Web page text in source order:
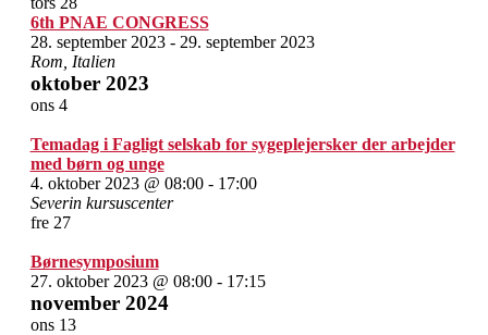
6th PNAE CONGRESS
28. september 2023- 29. september 2023
Rom, Italien
oktober 2023
ons 4
Temadag i Fagligt selskab for sygeplejersker der arbejder
med børn og unge
4. oktober 2023 @ 08:00- 17:00
Severin kursuscenter
fre 27
Børnesymposium
27. oktober 2023 @ 08:00- 17:15
november 2024
ons 13